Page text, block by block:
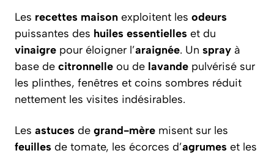
Les recettes maison exploitent les odeurs
puissantes des huiles essentielles et du
vinaigre pour éloigner l’araignée. Un spray à
base de citronnelle ou de lavande pulvérisé sur
les plinthes, fenêtres et coins sombres réduit
nettement les visites indésirables.
Les astuces de grand-mère misent sur les
feuilles de tomate, les écorces d’agrumes et les